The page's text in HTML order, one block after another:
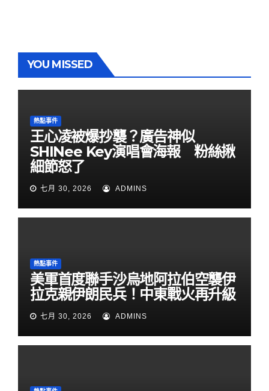
YOU MISSED
熱點事件
王心凌被爆抄襲？廣告神似
SHINee Key演唱會海報 粉絲揪
細節怒了
七月 30, 2026 ADMINS
熱點事件
美軍首度聯手沙烏地阿拉伯空襲伊
拉克親伊朗民兵！中東戰火再升級
七月 30, 2026 ADMINS